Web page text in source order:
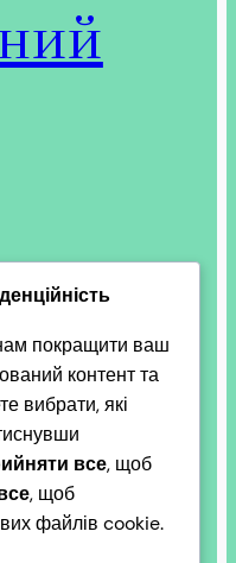
України, яка
повномасштабного
розвивають
пропуску,
ініціативи,
NEXT
аспекти
покращити ваш
контент та
вибрати, які
все, щоб
, щоб
файлів cookie.